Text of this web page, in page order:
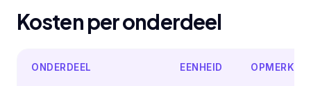
Kosten per onderdeel
ONDERDEEL EENHEID